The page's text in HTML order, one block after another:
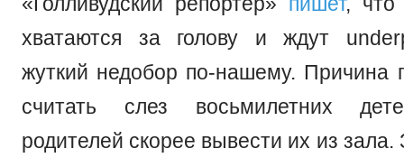
хватаются за голову и ждут
жуткий недобор по-нашему. Причина
считать слез восьмилетних
родителей скорее вывести их из